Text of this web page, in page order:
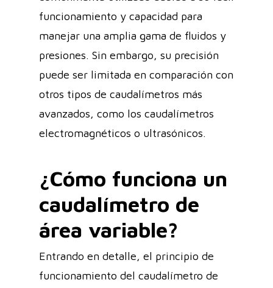
funcionamiento y capacidad para
manejar una amplia gama de fluidos y
presiones. Sin embargo, su precisión
puede ser limitada en comparación con
otros tipos de caudalímetros más
avanzados, como los caudalímetros
electromagnéticos o ultrasónicos.
¿Cómo funciona un
caudalímetro de
área variable?
Entrando en detalle, el principio de
funcionamiento del caudalímetro de